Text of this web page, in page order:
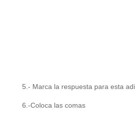
5.- Marca la respuesta para esta
6.-Coloca las comas